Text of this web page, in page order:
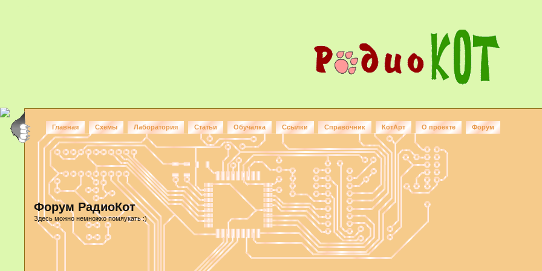
Главная Схемы Лаборатория Статьи Обучалка Ссылки Справочник КотАрт О проекте Форум
Форум РадиоКот
Здесь можно немножко помяукать :)